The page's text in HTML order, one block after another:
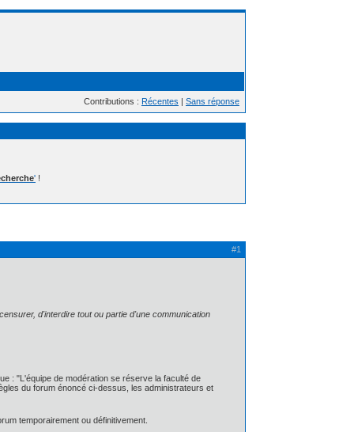
Contributions : Récentes | Sans réponse
' !
#1
d'interdire tout ou partie d'une communication
: "L'équipe de modération se réserve la faculté de
du forum énoncé ci-dessus, les administrateurs et
temporairement ou définitivement.